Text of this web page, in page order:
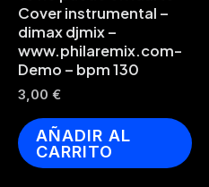
Cover instrumental –
dimax djmix –
www.philaremix.com-
Demo – bpm 130
3,00 €
AÑADIR AL
CARRITO